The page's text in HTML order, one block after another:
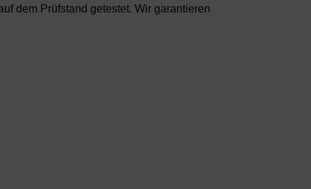
dem Prüfstand getestet. Wir garantieren